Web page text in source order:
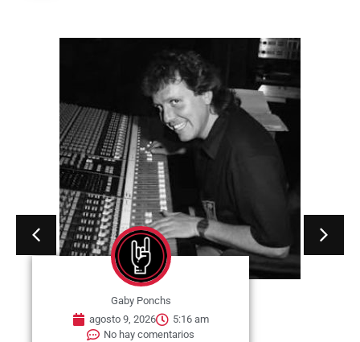
Gaby Ponchs
agosto 9, 2026
5:09 am
No hay comentarios
09 de agosto de 1995. Muere
Jerry García en Lagunitas-Forest
Knolls, California, Estados Unidos.
Fue...